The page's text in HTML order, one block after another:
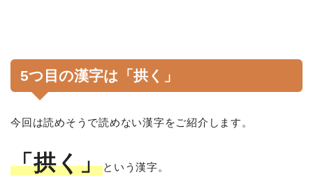
5つ目の漢字は「拱く」
今回は読めそうで読めない漢字をご紹介します。
「拱く」という漢字。